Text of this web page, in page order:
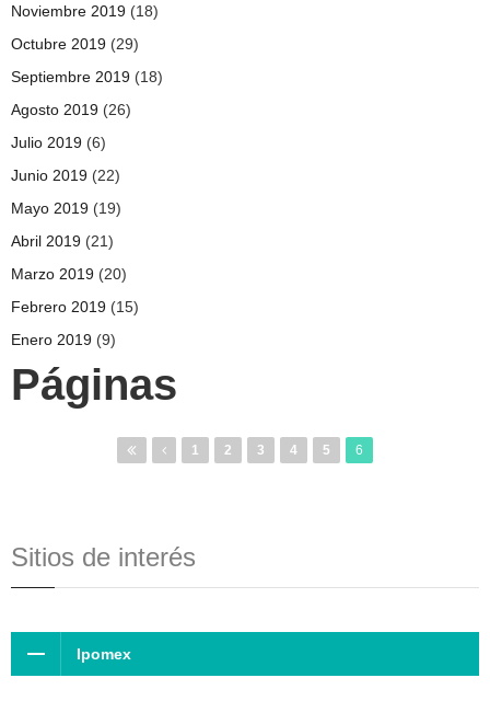
Noviembre 2019 (18)
Octubre 2019 (29)
Septiembre 2019 (18)
Agosto 2019 (26)
Julio 2019 (6)
Junio 2019 (22)
Mayo 2019 (19)
Abril 2019 (21)
Marzo 2019 (20)
Febrero 2019 (15)
Enero 2019 (9)
Páginas
1 2 3 4 5 6
Sitios de interés
Ipomex